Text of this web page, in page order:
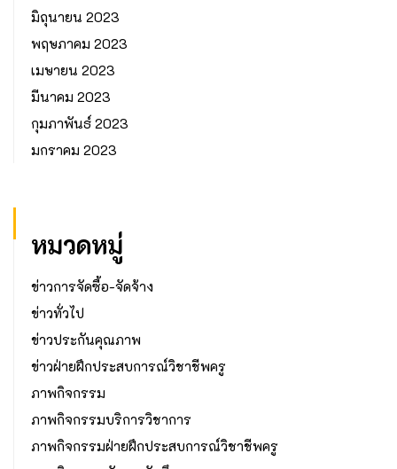
มิถุนายน 2023
พฤษภาคม 2023
เมษายน 2023
มีนาคม 2023
กุมภาพันธ์ 2023
มกราคม 2023
หมวดหมู่
ข่าวการจัดซื้อ-จัดจ้าง
ข่าวทั่วไป
ข่าวประกันคุณภาพ
ข่าวฝ่ายฝึกประสบการณ์วิชาชีพครู
ภาพกิจกรรม
ภาพกิจกรรมบริการวิชาการ
ภาพกิจกรรมฝ่ายฝึกประสบการณ์วิชาชีพครู